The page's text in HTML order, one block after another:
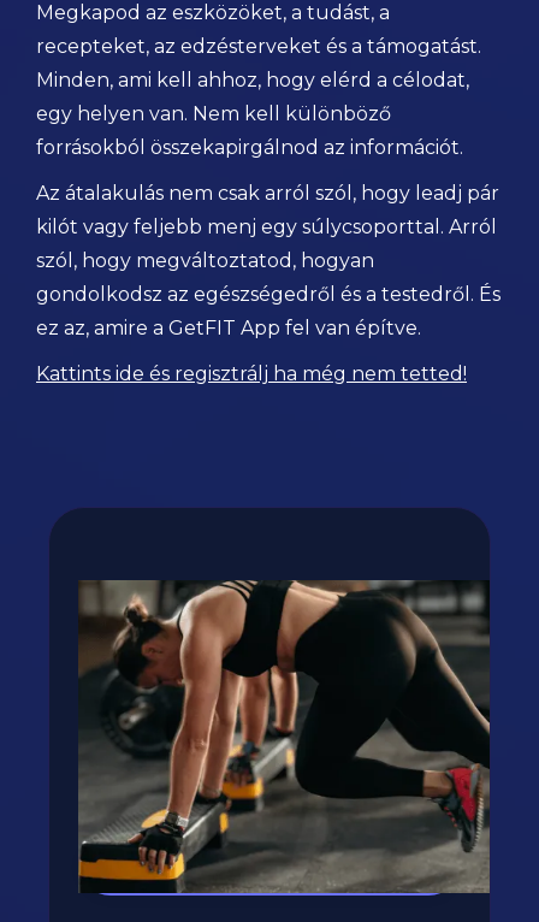
Megkapod az eszközöket, a tudást, a
recepteket, az edzésterveket és a támogatást.
Minden, ami kell ahhoz, hogy elérd a célodat,
egy helyen van. Nem kell különböző
forrásokból összekapirgálnod az információt.
Az átalakulás nem csak arról szól, hogy leadj pár
kilót vagy feljebb menj egy súlycsoporttal. Arról
szól, hogy megváltoztatod, hogyan
gondolkodsz az egészségedről és a testedről. És
ez az, amire a GetFIT App fel van építve.
Kattints ide és regisztrálj ha még nem tetted!
Fogyj, izmosodj te is a
GetFIT App-al!
Kalória és tápanyag terv, több száz recept,
edzés vár rád appunkban - kattints a
gombra, rakjuk össze tervedet!
Kipróbálom az appot! →